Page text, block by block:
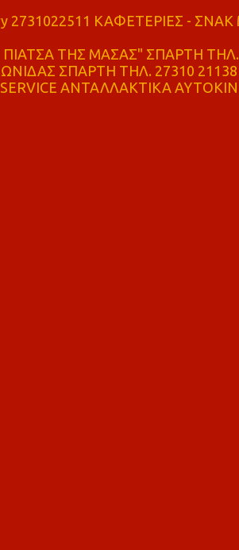
2731022511 ΚΑΦΕΤΕΡΙΕΣ -
ΤΗΣ ΜΑΣΑΣ" ΣΠΑΡΤΗ ΤΗΛ.
ΣΠΑΡΤΗ ΤΗΛ. 27310 21138
ΑΝΤΑΛΛΑΚΤΙΚΑ